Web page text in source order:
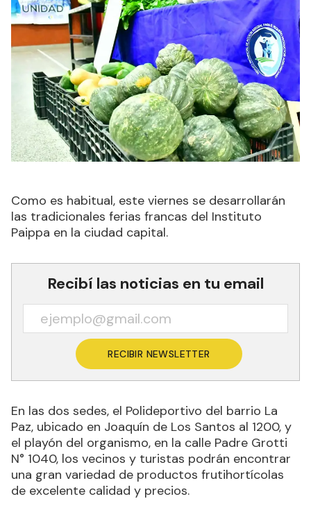
Como es habitual, este viernes se desarrollarán
las tradicionales ferias francas del Instituto
Paippa en la ciudad capital.
Recibí las noticias en tu email
RECIBIR NEWSLETTER
En las dos sedes, el Polideportivo del barrio La
Paz, ubicado en Joaquín de Los Santos al 1200, y
el playón del organismo, en la calle Padre Grotti
N° 1040, los vecinos y turistas podrán encontrar
una gran variedad de productos frutihortícolas
de excelente calidad y precios.